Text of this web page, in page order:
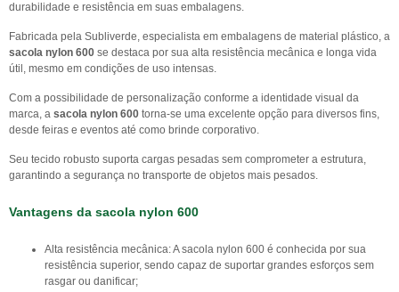
durabilidade e resistência em suas embalagens.
Fabricada pela Subliverde, especialista em embalagens de material plástico, a
sacola nylon 600 se destaca por sua alta resistência mecânica e longa vida
útil, mesmo em condições de uso intensas.
Com a possibilidade de personalização conforme a identidade visual da
marca, a sacola nylon 600 torna-se uma excelente opção para diversos fins,
desde feiras e eventos até como brinde corporativo.
Seu tecido robusto suporta cargas pesadas sem comprometer a estrutura,
garantindo a segurança no transporte de objetos mais pesados.
Vantagens da sacola nylon 600
Alta resistência mecânica: A sacola nylon 600 é conhecida por sua
resistência superior, sendo capaz de suportar grandes esforços sem
rasgar ou danificar;